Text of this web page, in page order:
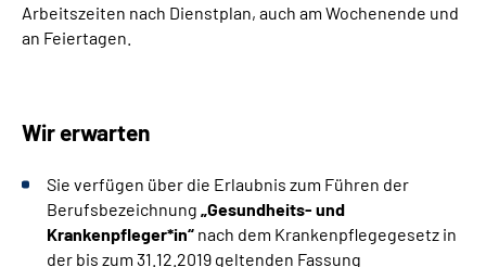
Arbeitszeiten nach Dienstplan, auch am Wochenende und
an Feiertagen.
Wir erwarten
Sie verfügen über die Erlaubnis zum Führen der
Berufsbezeichnung „Gesundheits- und
Krankenpfleger*in“ nach dem Krankenpflegegesetz in
der bis zum 31.12.2019 geltenden Fassung